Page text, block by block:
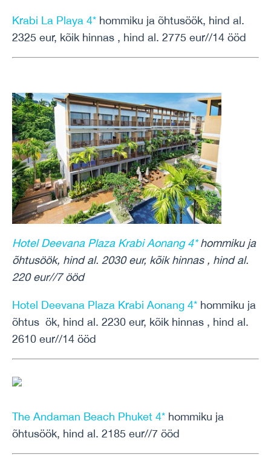
Krabi La Playa 4* hommiku ja õhtusöök, hind al.
2325 eur, kõik hinnas , hind al. 2775 eur//14 ööd
Hotel Deevana Plaza Krabi Aonang 4*hommiku ja
õhtusöök, hind al. 2030 eur, kõik hinnas , hind al.
220 eur//7 ööd
Hotel Deevana Plaza Krabi Aonang 4* hommiku ja
õhtus ök, hind al. 2230 eur, kõik hinnas , hind al.
2610 eur//14 ööd
The Andaman Beach Phuket 4* hommiku ja
õhtusöök, hind al. 2185 eur//7 ööd